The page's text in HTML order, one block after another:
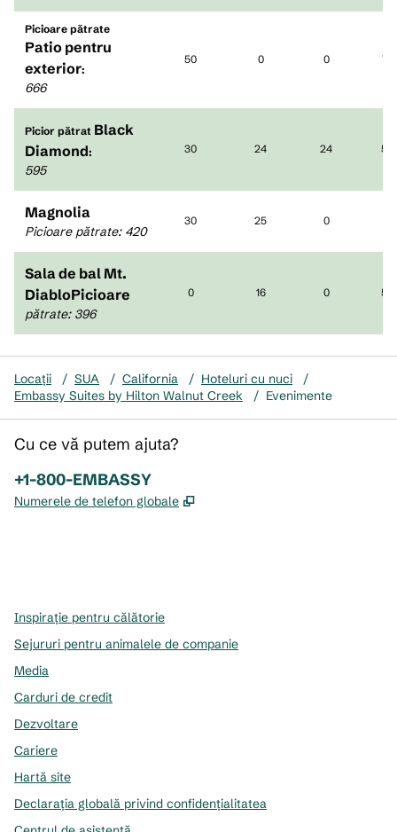
Picioare pătrate
Patio pentru
exterior:
666
50 0 0 70
Picior pătrat Black
Diamond:
595
30 24 24 55
Magnolia
Picioare pătrate: 420
30 25 0
Sala de bal Mt.
DiabloPicioare
pătrate: 396
0 16 0 50
Locații / SUA / California / Hoteluri cu nuci
/
Embassy Suites by Hilton Walnut Creek
/ Evenimente
Cu ce vă putem ajuta?
Telefon:
+1-800-EMBASSY
Numerele de telefon globale ,
Inspirație pentru călătorie
Sejururi pentru animalele de companie
Media
Carduri de credit
Dezvoltare
Cariere
Hartă site
Declarația globală privind confidenţialitatea